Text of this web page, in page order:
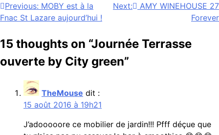
Navigation
de
l’article
Previous: MOBY est à la
Fnac St Lazare aujourd’hui !
Next:
AMY WINEHOUSE 27
Forever
15 thoughts on “Journée Terrasse
ouverte by City green”
TheMouse dit :
15 août 2016 à 19h21
J’adooooore ce mobilier de jardin!!! Pfff déçue que